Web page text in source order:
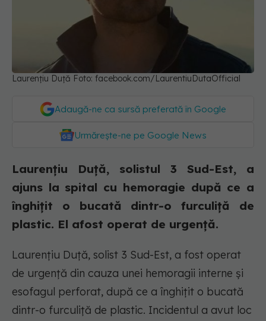
Laurențiu Duță Foto: facebook.com/LaurentiuDutaOfficial
Adaugă-ne ca sursă preferată în Google
Urmărește-ne pe Google News
Laurențiu Duță, solistul 3 Sud-Est, a
ajuns la spital cu hemoragie după ce a
înghițit o bucată dintr-o furculiță de
plastic. El afost operat de urgență.
Laurențiu Duță, solist 3 Sud-Est, a fost operat
de urgență din cauza unei hemoragii interne și
esofagul perforat, după ce a înghițit o bucată
dintr-o furculiță de plastic. Incidentul a avut loc